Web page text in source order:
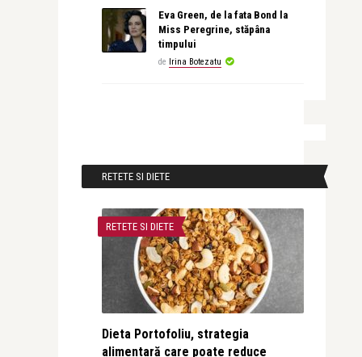
Eva Green, de la fata Bond la
Miss Peregrine, stăpâna
timpului
de Irina Botezatu
RETETE SI DIETE
RETETE SI DIETE
Dieta Portofoliu, strategia
alimentară care poate reduce